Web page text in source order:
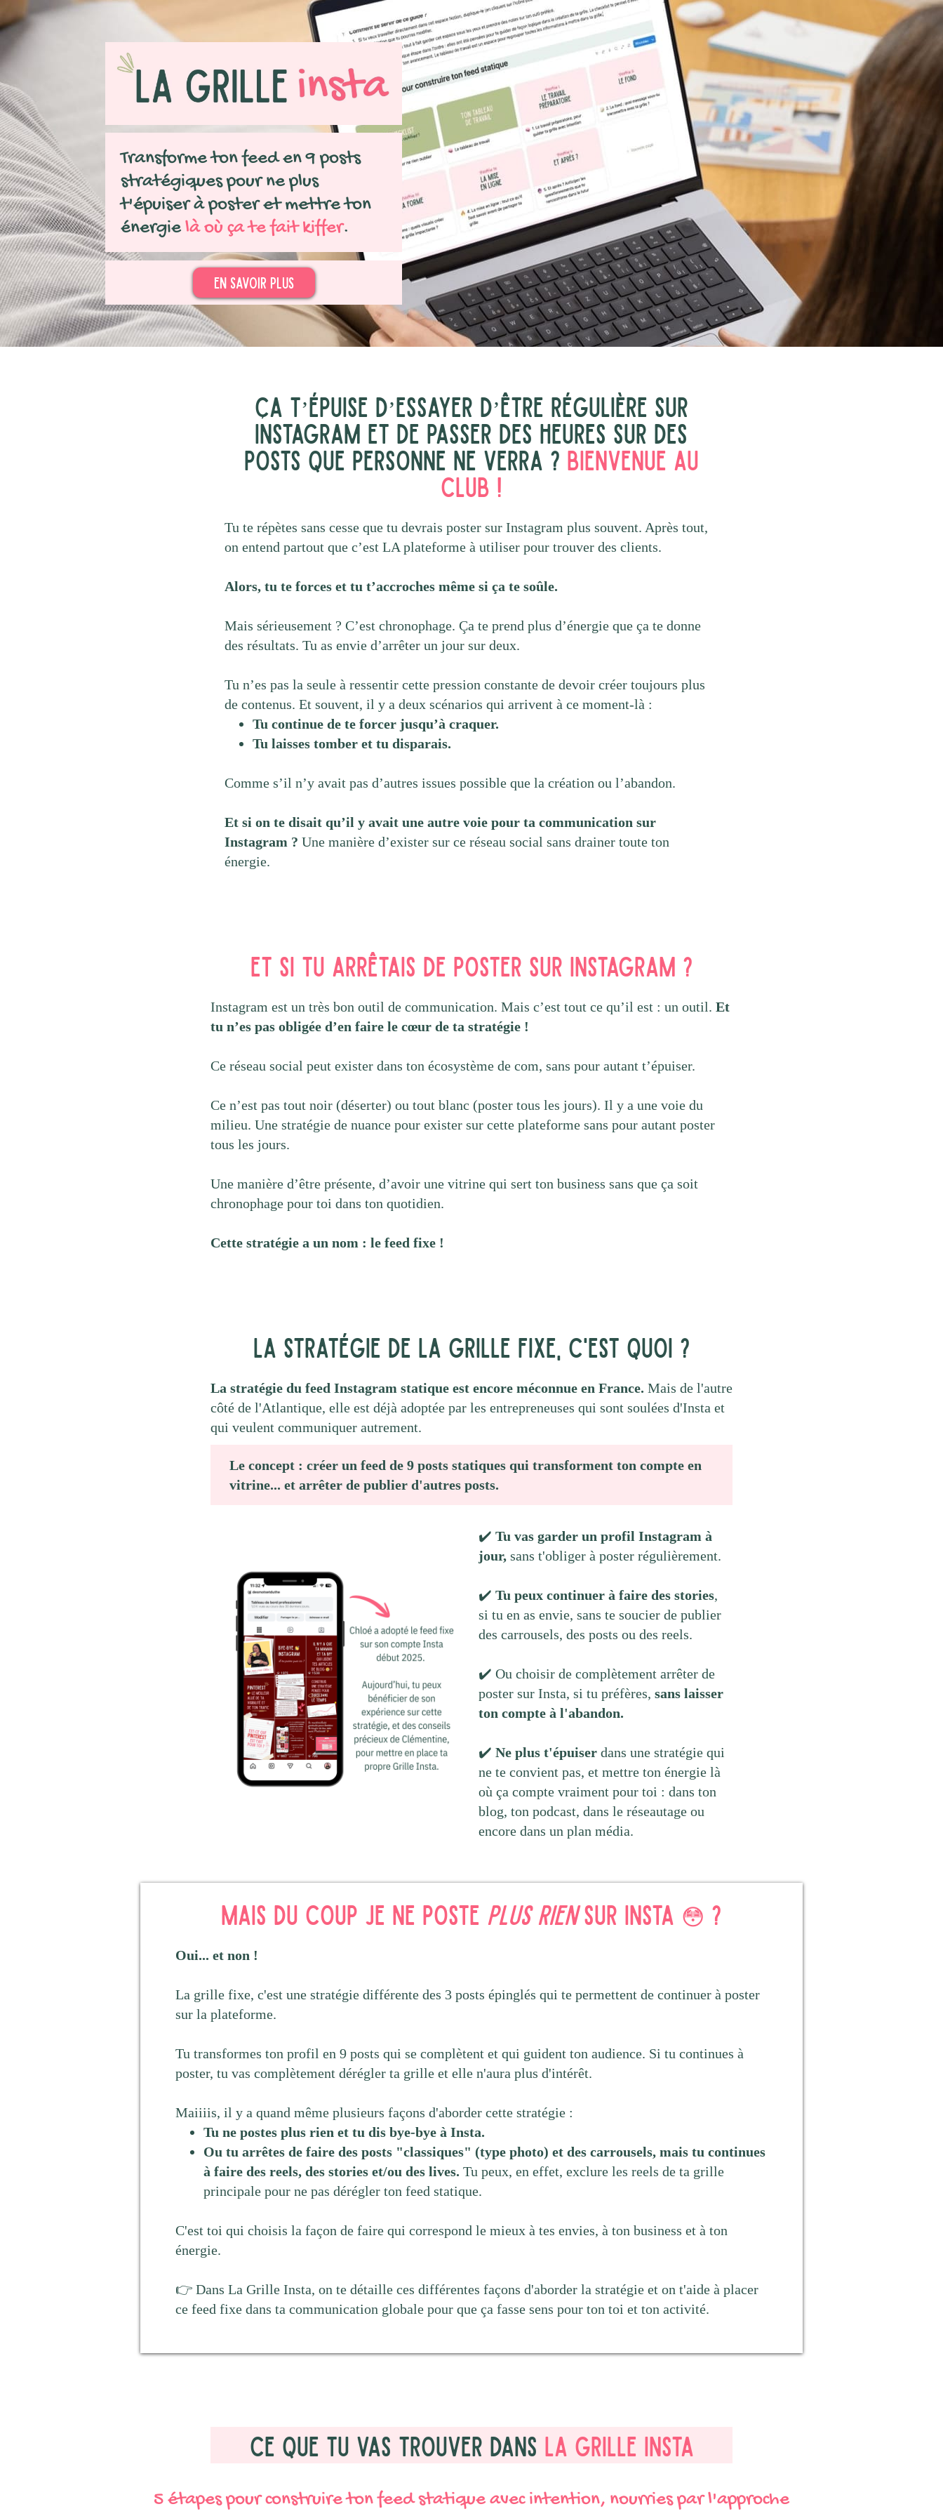
Transforme ton feed en 9 posts
stratégiques pour ne plus
t'épuiser à poster et mettre ton
énergielà où ça te fait kiffer.
En savoir plus
Ça t’épuise d’essayer d’être régulière sur
Instagram et de passer des heures sur des
posts que personne ne verra ? Bienvenue au
club !
Tu te répètes sans cesse que tu devrais poster sur Instagram plus souvent. Après tout,
on entend partout que c’est LA plateforme à utiliser pour trouver des clients.
Alors, tu te forces et tu t’accroches même si ça te soûle.
Mais sérieusement ? C’est chronophage. Ça te prend plus d’énergie que ça te donne
des résultats. Tu as envie d’arrêter un jour sur deux.
Tu n’es pas la seule à ressentir cette pression constante de devoir créer toujours plus
de contenus. Et souvent, il y a deux scénarios qui arrivent à ce moment-là :
Tu continue de te forcer jusqu’à craquer.
Tu laisses tomber et tu disparais.
Comme s’il n’y avait pas d’autres issues possible que la création ou l’abandon.
Et si on te disait qu’il y avait une autre voie pour ta communication sur
Instagram ? Une manière d’exister sur ce réseau social sans drainer toute ton
énergie.
Et si tu arrêtais de poster sur Instagram ?
Instagram est un très bon outil de communication. Mais c’est tout ce qu’il est : un outil. Et
tu n’es pas obligée d’en faire le cœur de ta stratégie !
Ce réseau social peut exister dans ton écosystème de com, sans pour autant t’épuiser.
Ce n’est pas tout noir (déserter) ou tout blanc (poster tous les jours). Il y a une voie du
milieu. Une stratégie de nuance pour exister sur cette plateforme sans pour autant poster
tous les jours.
Une manière d’être présente, d’avoir une vitrine qui sert ton business sans que ça soit
chronophage pour toi dans ton quotidien.
Cette stratégie a un nom : le feed fixe !
La stratégie de la grille fixe, c'est quoi ?
La stratégie du feed Instagram statique est encore méconnue en France. Mais de l'autre
côté de l'Atlantique, elle est déjà adoptée par les entrepreneuses qui sont soulées d'Insta et
qui veulent communiquer autrement.
Le concept : créer un feed de 9 posts statiques qui transforment ton compte en
vitrine... et arrêter de publier d'autres posts.
✔️ Tu vas garder un profil Instagram à
jour, sans t'obliger à poster régulièrement.
✔️ Tu peux continuer à faire des stories,
si tu en as envie, sans te soucier de publier
des carrousels, des posts ou des reels.
✔️ Ou choisir de complètement arrêter de
poster sur Insta, si tu préfères, sans laisser
ton compte à l'abandon.
✔️ Ne plus t'épuiser dans une stratégie qui
ne te convient pas, et mettre ton énergie là
où ça compte vraiment pour toi : dans ton
blog, ton podcast, dans le réseautage ou
encore dans un plan média.
Mais du coup je ne poste plus riensur Insta 😳 ?
Oui... et non !
La grille fixe, c'est une stratégie différente des 3 posts épinglés qui te permettent de continuer à poster
sur la plateforme.
Tu transformes ton profil en 9 posts qui se complètent et qui guident ton audience. Si tu continues à
poster, tu vas complètement dérégler ta grille et elle n'aura plus d'intérêt.
Maiiiis, il y a quand même plusieurs façons d'aborder cette stratégie :
Tu ne postes plus rien et tu dis bye-bye à Insta.
Ou tu arrêtes de faire des posts "classiques" (type photo) et des carrousels, mais tu continues
à faire des reels, des stories et/ou des lives. Tu peux, en effet, exclure les reels de ta grille
principale pour ne pas dérégler ton feed statique.
C'est toi qui choisis la façon de faire qui correspond le mieux à tes envies, à ton business et à ton
énergie.
👉 Dans La Grille Insta, on te détaille ces différentes façons d'aborder la stratégie et on t'aide à placer
ce feed fixe dans ta communication globale pour que ça fasse sens pour ton toi et ton activité.
ce que tu vas trouver dans la grille Insta
5 étapes pour construire ton feed statique avec intention, nourries par l'approche